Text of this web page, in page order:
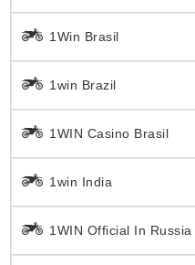
1Win Brasil
1win Brazil
1WIN Casino Brasil
1win India
1WIN Official In Russia